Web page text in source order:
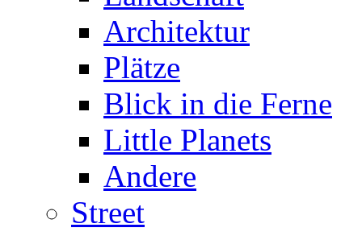
Architektur
Plätze
Blick in die Ferne
Little Planets
Andere
Street